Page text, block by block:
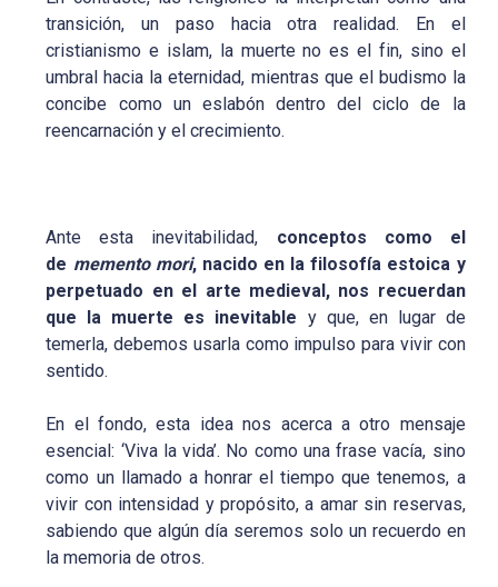
transición, un paso hacia otra realidad. En el
cristianismo e islam, la muerte no es el fin, sino el
umbral hacia la eternidad, mientras que el budismo la
concibe como un eslabón dentro del ciclo de la
reencarnación y el crecimiento.
Ante esta inevitabilidad, conceptos como el
de memento mori, nacido en la filosofía estoica y
perpetuado en el arte medieval, nos recuerdan
que la muerte es inevitable y que, en lugar de
temerla, debemos usarla como impulso para vivir con
sentido.
En el fondo, esta idea nos acerca a otro mensaje
esencial: ‘Viva la vida’. No como una frase vacía, sino
como un llamado a honrar el tiempo que tenemos, a
vivir con intensidad y propósito, a amar sin reservas,
sabiendo que algún día seremos solo un recuerdo en
la memoria de otros.